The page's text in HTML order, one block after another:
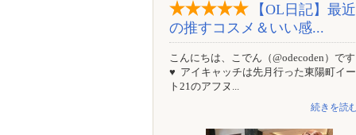
【OL日記】最近
の推すコスメ＆いい感...
こんにちは、こでん（@odecoden）です
♥ アイキャッチは先月行った東陽町イ
ト21のアフヌ...
続きを読